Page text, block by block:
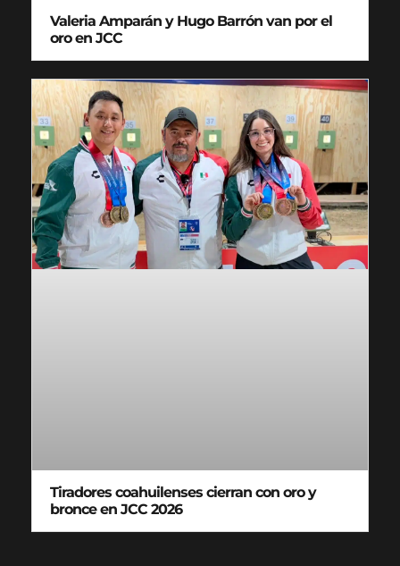
Valeria Amparán y Hugo Barrón van por el
oro en JCC
Tiradores coahuilenses cierran con oro y
bronce en JCC 2026